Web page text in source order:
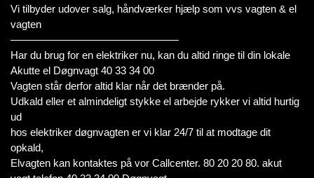
Vi tilbyder udover salg, håndværker hjælp som vvs vagten & el
vagten
————————————————
Har du brug for en elektriker nu, kan du altid ringe til din lokale
Akutte el Døgnvagt 40 33 34 00
Vagten står derfor altid klar når det brænder på.
Udkald eller et almindeligt stykke el arbejde rykker vi altid hurtig
ud
hos elektriker døgnvagten er vi klar 24/7 til at modtage dit
opkald,
Elvagten kan kontaktes på vor Callcenter. 80 20 20 80. akut